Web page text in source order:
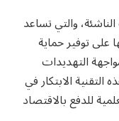
والتي تساعد
على توفير حماية
التهديدات
الابتكار في
للدفع بالاقتصاد